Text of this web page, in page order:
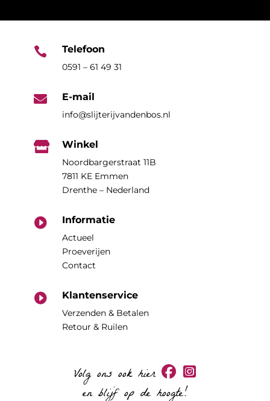
 Telefoon
0591 – 61 49 31
 E-mail
info@slijterijvandenbos.nl
 Winkel
Noordbargerstraat 11B
7811 KE Emmen
Drenthe – Nederland
 Informatie
Actueel
Proeverijen
Contact
 Klantenservice
Verzenden & Betalen
Retour & Ruilen
Volg ons ook hier
en blijf op de hoogte!